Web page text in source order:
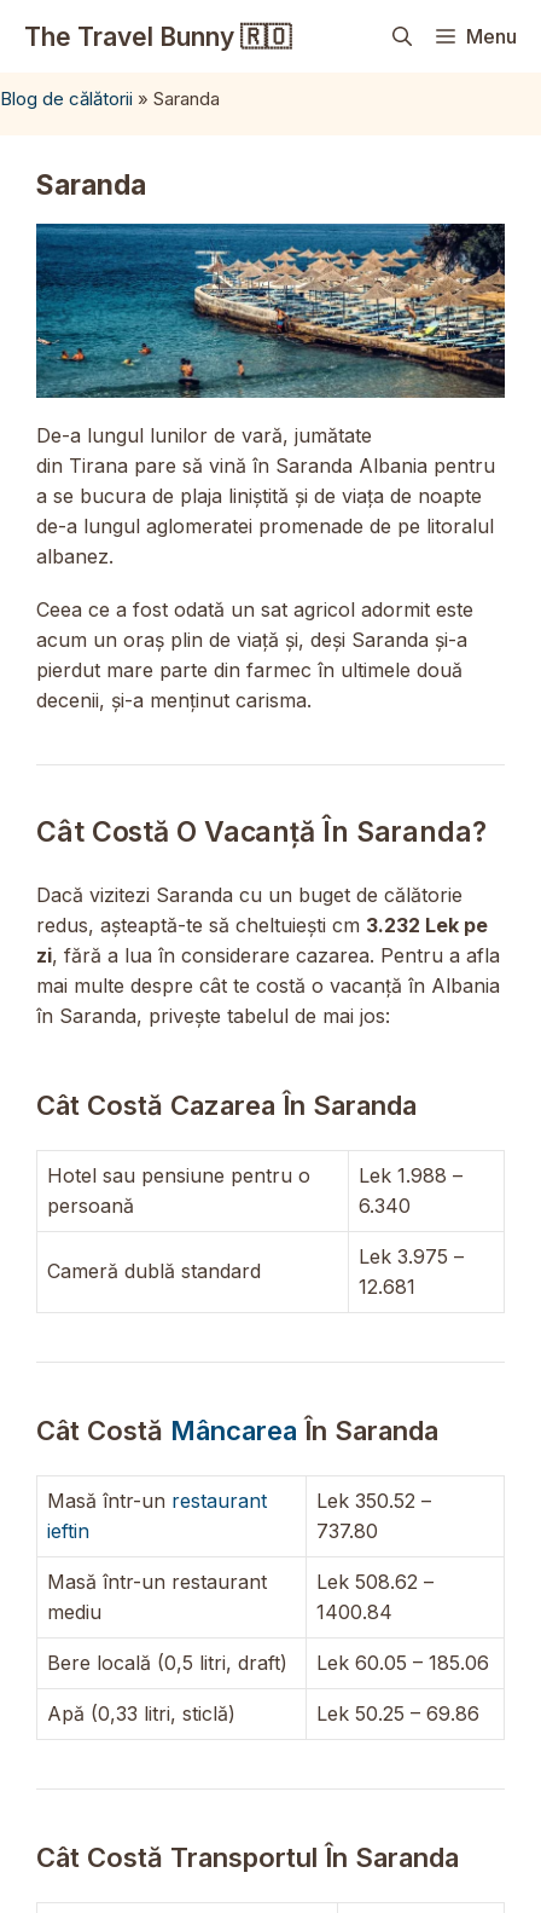
The Travel Bunny 🇷🇴 Menu
Blog de călătorii » Saranda
Saranda
De-a lungul lunilor de vară, jumătate
din Tirana pare să vină în Saranda Albania pentru
a se bucura de plaja liniștită și de viața de noapte
de-a lungul aglomeratei promenade de pe litoralul
albanez.
Ceea ce a fost odată un sat agricol adormit este
acum un oraș plin de viață și, deși Saranda și-a
pierdut mare parte din farmec în ultimele două
decenii, și-a menținut carisma.
Cât Costă O Vacanță În Saranda?
Dacă vizitezi Saranda cu un buget de călătorie
redus, așteaptă-te să cheltuiești cm 3.232 Lek pe
zi, fără a lua în considerare cazarea. Pentru a afla
mai multe despre cât te costă o vacanță în Albania
în Saranda, privește tabelul de mai jos:
Cât Costă Cazarea În Saranda
Hotel sau pensiune pentru o
persoană
Lek 1.988 –
6.340
Cameră dublă standard
Lek 3.975 –
12.681
Cât Costă Mâncarea În Saranda
Masă într-un restaurant
ieftin
Lek 350.52 –
737.80
Masă într-un restaurant
mediu
Lek 508.62 –
1400.84
Bere locală (0,5 litri, draft) Lek 60.05 – 185.06
Apă (0,33 litri, sticlă) Lek 50.25 – 69.86
Cât Costă Transportul În Saranda